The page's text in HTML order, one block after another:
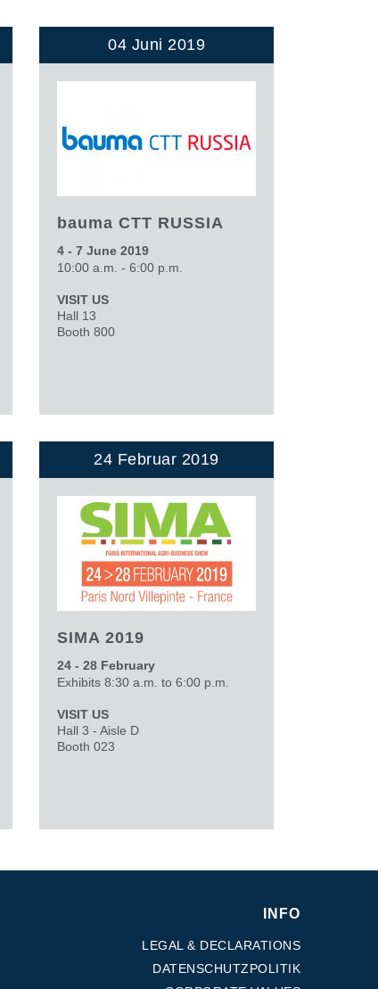
04 Juni 2019
bauma CTT RUSSIA
4 - 7 June 2019
10:00 a.m. - 6:00 p.m.
VISIT US
Hall 13
Booth 800
24 Februar 2019
SIMA 2019
24 - 28 February
Exhibits 8:30 a.m. to 6:00 p.m.
VISIT US
Hall 3 - Aisle D
Booth 023
INFO
LEGAL & DECLARATIONS
DATENSCHUTZPOLITIK